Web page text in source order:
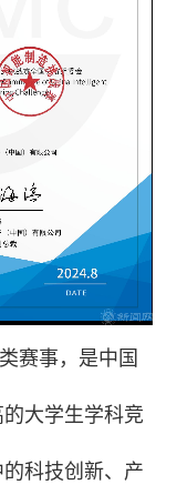
赛事，是中国
大学生学科竞
科技创新、产